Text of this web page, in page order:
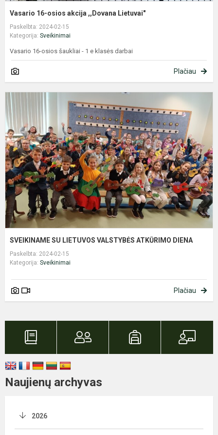
Vasario 16-osios akcija ,,Dovana Lietuvai"
Paskelbta: 2024-02-15
Kategorija: Sveikinimai
Vasario 16-osios šaukliai - 1 e klasės darbai
Plačiau
SVEIKINAME SU LIETUVOS VALSTYBĖS ATKŪRIMO DIENA
Paskelbta: 2024-02-15
Kategorija: Sveikinimai
Plačiau
Naujienų archyvas
2026